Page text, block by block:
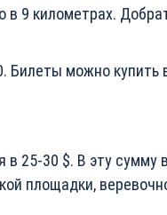
в 9 километрах.
Билеты можно купить
25-30 $. В эту сумму
площадки,